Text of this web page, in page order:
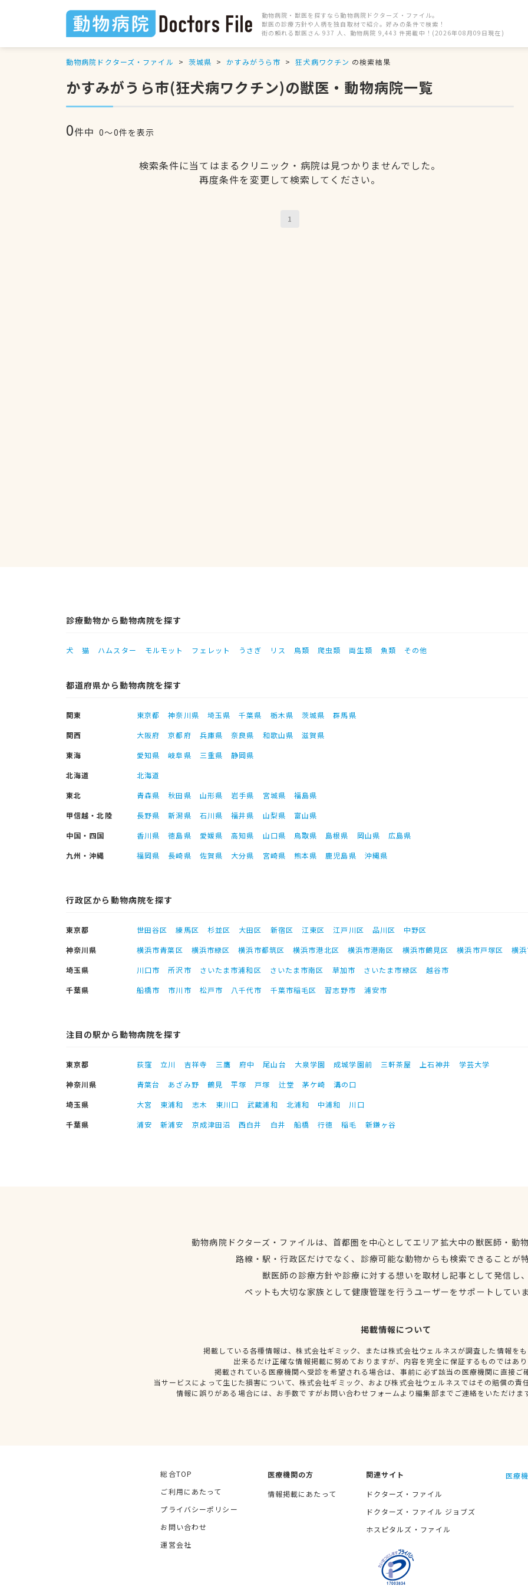
動物病院・獣医を探すなら動物病院ドクターズ・ファイル。
獣医の診療方針や人柄を独自取材で紹介。好みの条件で検索！
街の頼れる獣医さん 937 人、動物病院 9,443 件掲載中！(2026年08月09日現在)
動物病院ドクターズ・ファイル 茨城県 かすみがうら市 狂犬病ワクチン の検索結果
かすみがうら市(狂犬病ワクチン)の獣医・動物病院一覧
0件中 0〜0件を表示
検索条件に当てはまるクリニック・病院は見つかりませんでした。
再度条件を変更して検索してください。
1
診療動物から動物病院を探す
犬 猫 ハムスター モルモット フェレット うさぎ リス 鳥類 爬虫類 両生類 魚類 その他
都道府県から動物病院を探す
関東 東京都 神奈川県 埼玉県 千葉県 栃木県 茨城県
群馬県
関西
大阪府 京都府 兵庫県 奈良県 和歌山県
滋賀県
東海
愛知県 岐阜県 三重県
静岡県
北海道
北海道
東北
青森県 秋田県 山形県 岩手県 宮城県
福島県
甲信越・北陸
長野県 新潟県 石川県 福井県 山梨県
富山県
中国・四国
香川県 徳島県 愛媛県 高知県 山口県 鳥取県 島根県 岡山県
広島県
九州・沖縄
福岡県 長崎県 佐賀県 大分県 宮崎県 熊本県 鹿児島県 沖縄県
行政区から動物病院を探す
東京都 世田谷区 練馬区 杉並区 大田区 新宿区 江東区 江戸川区 品川区
中野区
神奈川県
横浜市青葉区 横浜市緑区 横浜市都筑区 横浜市港北区 横浜市港南区 横浜市鶴見区 横浜市戸塚区
横
埼玉県
川口市 所沢市 さいたま市浦和区 さいたま市南区 草加市 さいたま市緑区
越谷市
千葉県
船橋市 市川市 松戸市 八千代市 千葉市稲毛区 習志野市 浦安市
注目の駅から動物病院を探す
東京都 荻窪 立川 吉祥寺 三鷹 府中 尾山台 大泉学園 成城学園前 三軒茶屋 上石神井
学芸大学
神奈川県
青葉台 あざみ野 鶴見 平塚 戸塚 辻堂 茅ケ崎
溝の口
埼玉県
大宮 東浦和 志木 東川口 武蔵浦和 北浦和 中浦和
川口
千葉県
浦安 新浦安 京成津田沼 西白井 白井 船橋 行徳 稲毛 新鎌ヶ谷
動物病院ドクターズ・ファイルは、首都圏を中心としてエリア拡大中の獣医師・動
路線・駅・行政区だけでなく、診療可能な動物からも検索できることが
獣医師の診療方針や診療に対する想いを取材し記事として発信し
ペットも大切な家族として健康管理を行うユーザーをサポートしてい
掲載情報について
掲載している各種情報は、株式会社ギミック、または株式会社ウェルネスが調査した情報を
出来るだけ正確な情報掲載に努めておりますが、内容を完全に保証するものではあ
掲載されている医療機関へ受診を希望される場合は、事前に必ず該当の医療機関に直接ご
当サービスによって生じた損害について、株式会社ギミック、および株式会社ウェルネスではその賠償の責
情報に誤りがある場合には、お手数ですがお問い合わせフォームより編集部までご連絡をいただけま
総合TOP
ご利用にあたって
プライバシーポリシー
お問い合わせ
運営会社
医療機関の方
情報掲載にあたって
関連サイト
ドクターズ・ファイル
ドクターズ・ファイル ジョブズ
ホスピタルズ・ファイル
医療